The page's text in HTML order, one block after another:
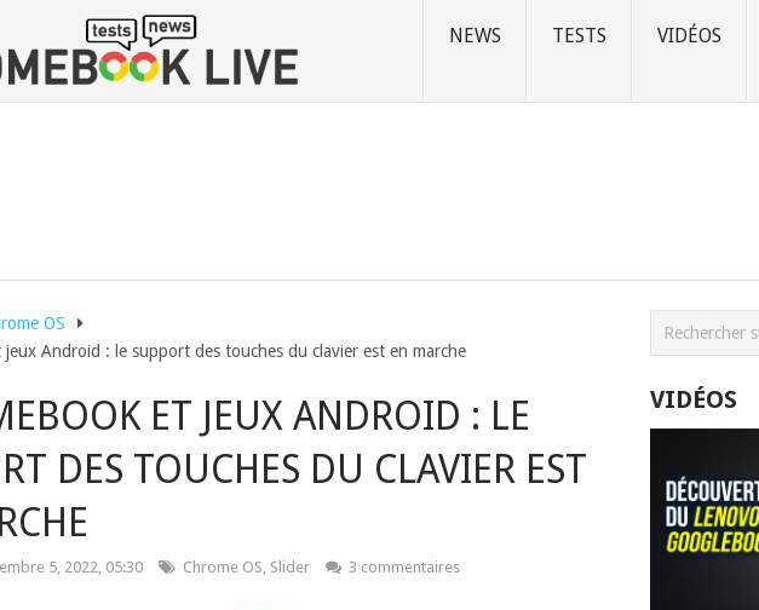
NEWS TESTS VIDÉOS
OS
Android : le support des touches du clavier est en marche
ET JEUX ANDROID : LE
DES TOUCHES DU CLAVIER EST
5, 2022, 05:30 Chrome OS, Slider 3 commentaires
VIDÉOS